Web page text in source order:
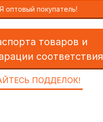
Я оптовый покупатель!
товаров и
соответствия
ПОДДЕЛОК!